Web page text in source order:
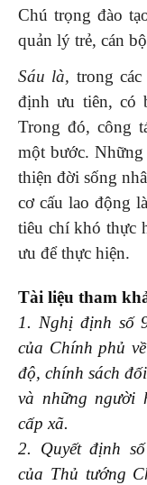
Chú trọng đào
quản lý trẻ, cán
Sáu là, trong
định ưu tiên, có
Trong đó, công
một bước. Những
thiện đời sống
cơ cấu lao động
tiêu chí khó thực
ưu để thực hiện.
Tài liệu tham
1. Nghị định số
của Chính phủ
độ, chính sách
và những người
cấp xã.
2. Quyết định
của Thủ tướng